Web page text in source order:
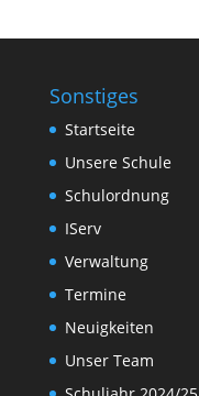
Sonstiges
Startseite
Unsere Schule
Schulordnung
IServ
Verwaltung
Termine
Neuigkeiten
Unser Team